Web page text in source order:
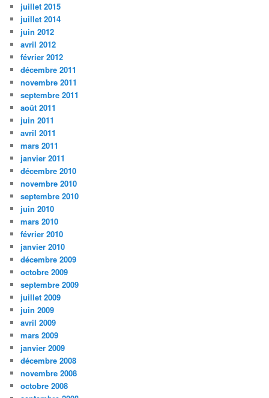
juillet 2015
juillet 2014
juin 2012
avril 2012
février 2012
décembre 2011
novembre 2011
septembre 2011
août 2011
juin 2011
avril 2011
mars 2011
janvier 2011
décembre 2010
novembre 2010
septembre 2010
juin 2010
mars 2010
février 2010
janvier 2010
décembre 2009
octobre 2009
septembre 2009
juillet 2009
juin 2009
avril 2009
mars 2009
janvier 2009
décembre 2008
novembre 2008
octobre 2008